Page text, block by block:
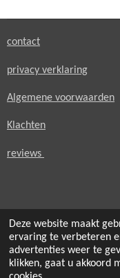
Deze website maakt
ervaring te verbeteren
advertenties weer te
klikken, gaat u akkoord
contact
privacy verklaring
Algemene voorwaarden
Klachten
reviews
© 2021 - 2026
Powered byJouwWeb